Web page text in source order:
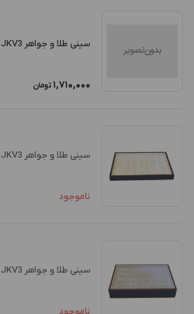
سینی طلا و جواهر CMO2.1 JKV3
1,710,000 تومان
سینی طلا و جواهر CDO2 JKV3
ناموجود
سینی طلا و جواهر CEO2 JKV3
ناموجود